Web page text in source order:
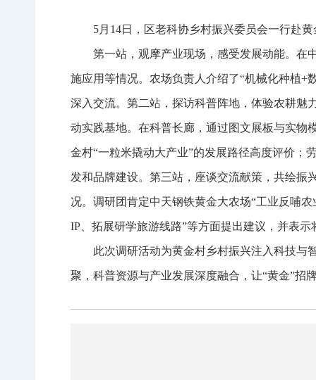
5月14日，区老科协乡村振兴委员会一行赴
第一站，观摩产业现场，感受发展动能。在
施应用等情况。农场负责人介绍了“机械化种植+
深入交流。第二站，探访科普阵地，体验农耕魅
动实践基地。在科普长廊，通过图文展板与实物
金村“一粒米撬动大产业”的发展路径高度评价；
发和品牌建设。第三站，座谈交流献策，共绘振
况。调研团肯定中天钢铁黄金大农场“工业反哺
IP、拓展研学旅游线路”等方面提出建议，并表
此次调研活动为黄金村乡村振兴注入科技与
聚，科普资源与产业发展深度融合，让“黄金”招